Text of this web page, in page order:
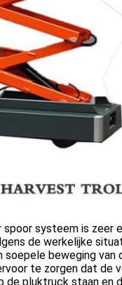
systeem is zeer
de werkelijke
beweging
te zorgen dat de
de pluktruck staan en